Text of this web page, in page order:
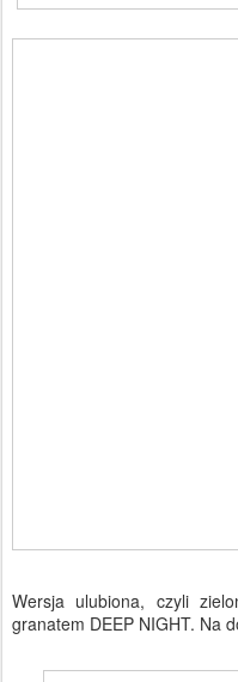
Wersja ulubiona, czyli
granatem DEEP NIGHT. Na